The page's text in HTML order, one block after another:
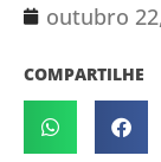
outubro
COMPARTILHE